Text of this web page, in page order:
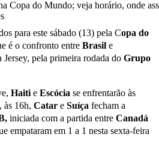
para este sábado (13) pela Copa do
é o confronto entre Brasil e
Jersey, pela primeira rodada do Grupo
Haiti e Escócia se enfrentarão às
às 16h, Catar e Suíça fecham a
iniciada com a partida entre Canadá
empataram em 1 a 1 nesta sexta-feira